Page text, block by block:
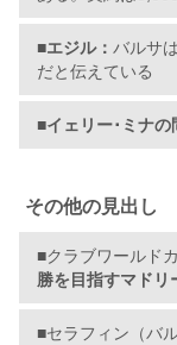
■エジル： バルサ
だと伝えている
■イェリー･ミナの
その他の見出し
■クラブワールド
勝を目指すマドリ
■セラフィン（バ